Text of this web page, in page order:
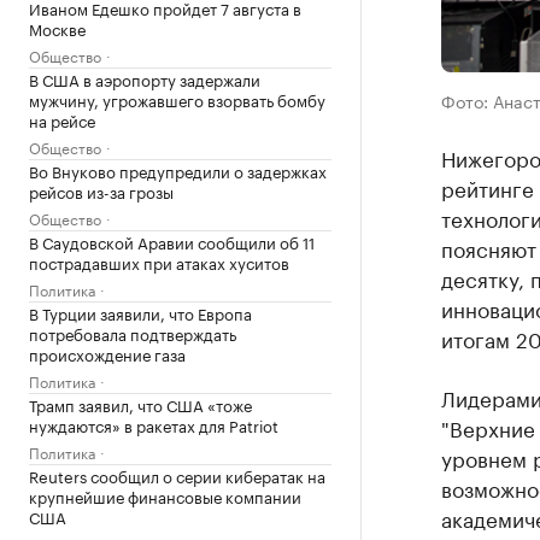
Иваном Едешко пройдет 7 августа в
Москве
Общество
В США в аэропорту задержали
мужчину, угрожавшего взорвать бомбу
на рейсе
Общество
Во Внуково предупредили о задержках
рейсов из-за грозы
Общество
В Саудовской Аравии сообщили об 11
пострадавших при атаках хуситов
Политика
В Турции заявили, что Европа
потребовала подтверждать
происхождение газа
Политика
Трамп заявил, что США «тоже
нуждаются» в ракетах для Patriot
Политика
Reuters сообщил о серии кибератак на
крупнейшие финансовые компании
США
Фото:
десятку,
итогам
"Верхние
уровнем